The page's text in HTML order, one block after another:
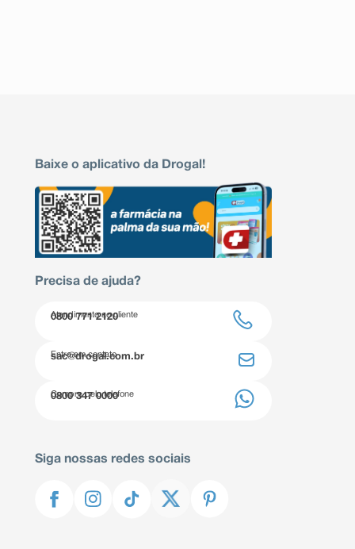
Baixe o aplicativo da Drogal!
Precisa de ajuda?
Atendimento ao cliente
0800 771 2120
Entre em contato
sac@drogal.com.br
Compre pelo telefone
0800 347 0000
Siga nossas redes sociais